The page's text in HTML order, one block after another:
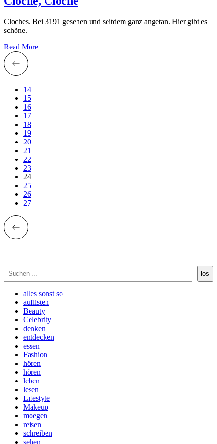
Cloches. Bei 3191 gesehen und seitdem ganz angetan. Hier gibt es
schöne.
Read More
14
15
16
17
18
19
20
21
22
23
24
25
26
27
Suchen
los
alles sonst so
auflisten
Beauty
Celebrity
denken
entdecken
essen
Fashion
hören
hören
leben
lesen
Lifestyle
Makeup
moegen
reisen
schreiben
sehen